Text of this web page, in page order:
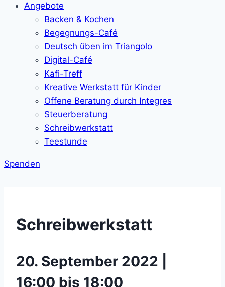
Angebote
Backen & Kochen
Begegnungs-Café
Deutsch üben im Triangolo
Digital-Café
Kafi-Treff
Kreative Werkstatt für Kinder
Offene Beratung durch Integres
Steuerberatung
Schreibwerkstatt
Teestunde
Spenden
Schreibwerkstatt
20. September 2022 |
16:00 bis 18:00